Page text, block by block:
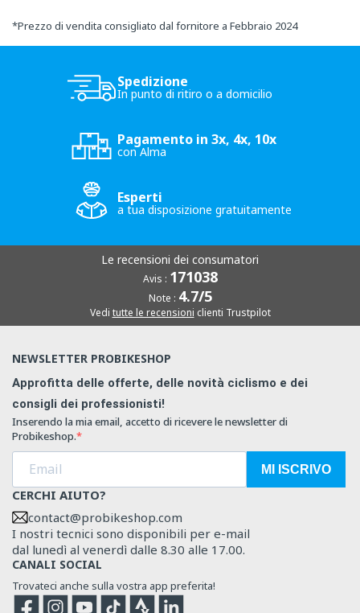
*Prezzo di vendita consigliato dal fornitore a Febbraio 2024
Spedizione
In punto di ritiro o a domicilio
Pagamento in 3x, 4x, 10x
con Alma
Esperti
a tua disposizione gratuitamente
Le recensioni dei consumatori
Avis : 171038
Note : 4.7/5
Vedi tutte le recensioni clienti Trustpilot
NEWSLETTER PROBIKESHOP
Approfitta delle offerte, delle novità ciclismo e dei
consigli dei professionisti!
Inserendo la mia email, accetto di ricevere le newsletter di
Probikeshop.
MI ISCRIVO
CERCHI AIUTO?
contact@probikeshop.com
I nostri tecnici sono disponibili per e-mail
dal lunedì al venerdì dalle 8.30 alle 17.00.
CANALI SOCIAL
Trovateci anche sulla vostra app preferita!
FacebookInstagram
YouTubeTikTokStrava